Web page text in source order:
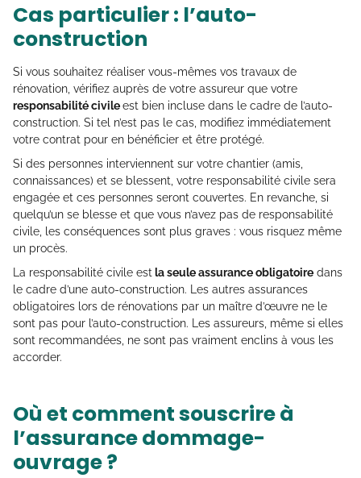
Cas particulier : l’auto-
construction
Si vous souhaitez réaliser vous-mêmes vos travaux de
rénovation, vérifiez auprès de votre assureur que votre
responsabilité civileest bien incluse dans le cadre de l’auto-
construction. Si tel n’est pas le cas, modifiez immédiatement
votre contrat pour en bénéficier et être protégé.
Si des personnes interviennent sur votre chantier (amis,
connaissances) et se blessent, votre responsabilité civile sera
engagée et ces personnes seront couvertes. En revanche, si
quelqu’un se blesse et que vous n’avez pas de responsabilité
civile, les conséquences sont plus graves : vous risquez même
un procès.
La responsabilité civile estla seule assurance obligatoire dans
le cadre d’une auto-construction. Les autres assurances
obligatoires lors de rénovations par un maître d’œuvre ne le
sont pas pour l’auto-construction. Les assureurs, même si elles
sont recommandées, ne sont pas vraiment enclins à vous les
accorder.
Où et comment souscrire à
l’assurance dommage-
ouvrage ?